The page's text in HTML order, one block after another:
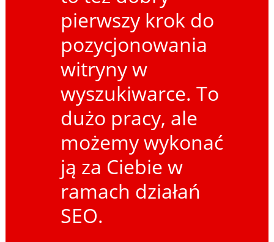
pierwszy krok do
pozycjonowania
witryny w
wyszukiwarce. To
dużo pracy, ale
możemy wykonać
ją za Ciebie w
ramach działań
SEO.